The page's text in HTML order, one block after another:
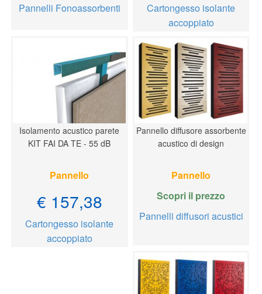
Pannelli Fonoassorbenti
Cartongesso isolante
accoppiato
Isolamento acustico parete
KIT FAI DA TE - 55 dB
Pannello
€ 157,38
Cartongesso isolante
accoppiato
Pannello diffusore assorbente
acustico di design
Pannello
Scopri il prezzo
Pannelli diffusori acustici